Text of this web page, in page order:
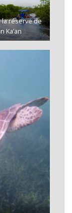
la réserve de
Ka’an